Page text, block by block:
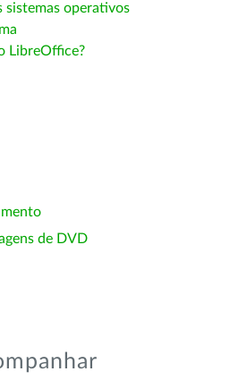
sistemas operativos
LibreOffice?
de DVD